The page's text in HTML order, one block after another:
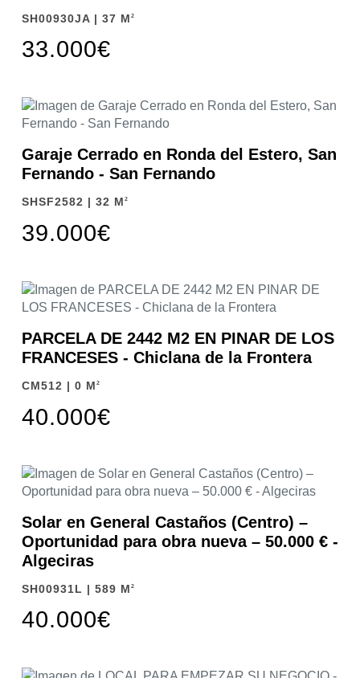
SH00930JA | 37 M 2
33.000€
Garaje Cerrado en Ronda del Estero, San
Fernando - San Fernando
SHSF2582 | 32 M 2
39.000€
PARCELA DE 2442 M2 EN PINAR DE LOS
FRANCESES - Chiclana de la Frontera
CM512 | 0 M 2
40.000€
Solar en General Castaños (Centro) –
Oportunidad para obra nueva – 50.000 € -
Algeciras
SH00931L | 589 M 2
40.000€